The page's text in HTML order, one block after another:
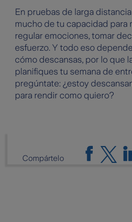
En pruebas de larga
mucho de tu capacidad para
regular emociones, tomar
esfuerzo. Y todo eso
cómo descansas, por lo que
planifiques tu semana de
pregúntate: ¿estoy
para rendir como quiero?
Compártelo